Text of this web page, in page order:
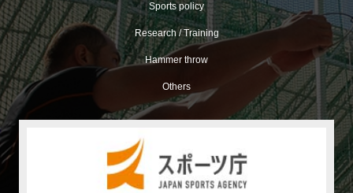
Sports policy
Research / Training
Hammer throw
Others